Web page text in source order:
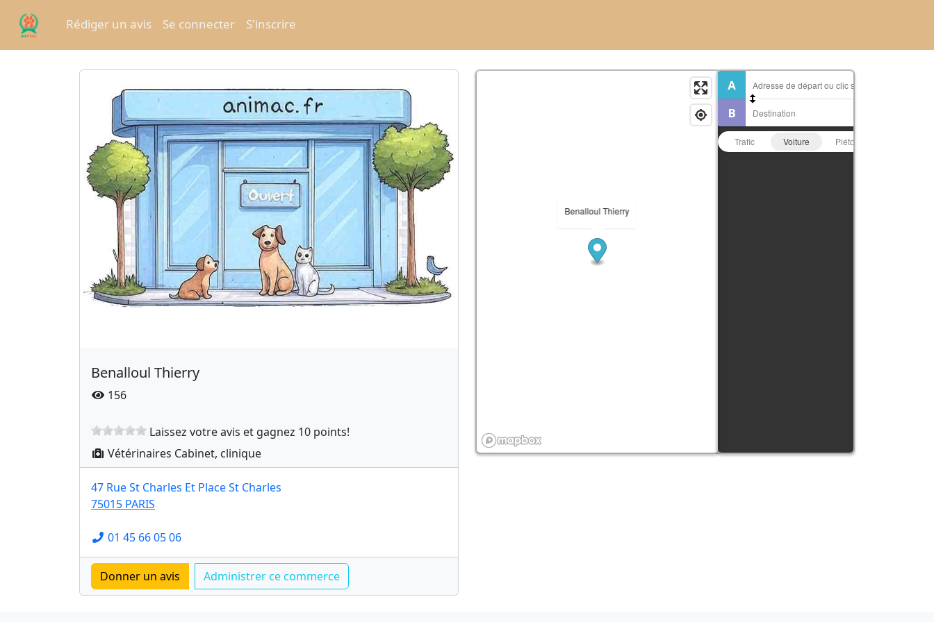
Rédiger un avis Se connecter S'inscrire
Benalloul Thierry
156
Laissez votre avis et gagnez 10 points!
Vétérinaires Cabinet, clinique
47 Rue St Charles Et Place St Charles
75015 PARIS
01 45 66 05 06
Benalloul Thierry
Trafic Voiture Piéton